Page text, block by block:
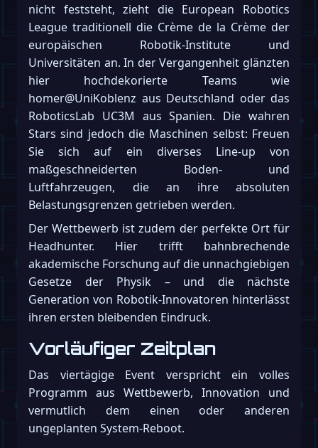
nicht feststeht, zieht die European Robotics
League traditionell die Crème de la Crème der
europäischen Robotik-Institute und
Universitäten an. In der Vergangenheit glänzten
hier hochdekorierte Teams wie
homer@UniKoblenz aus Deutschland oder das
RoboticsLab UC3M aus Spanien. Die wahren
Stars sind jedoch die Maschinen selbst: Freuen
Sie sich auf ein diverses Line-up von
maßgeschneiderten Boden- und
Luftfahrzeugen, die an ihre absoluten
Belastungsgrenzen getrieben werden.
Der Wettbewerb ist zudem der perfekte Ort für
Headhunter. Hier trifft bahnbrechende
akademische Forschung auf die unnachgiebigen
Gesetze der Physik – und die nächste
Generation von Robotik-Innovatoren hinterlässt
ihren ersten bleibenden Eindruck.
Vorläufiger Zeitplan
Das viertägige Event verspricht ein volles
Programm aus Wettbewerb, Innovation und
vermutlich dem einen oder anderen
ungeplanten System-Reboot.